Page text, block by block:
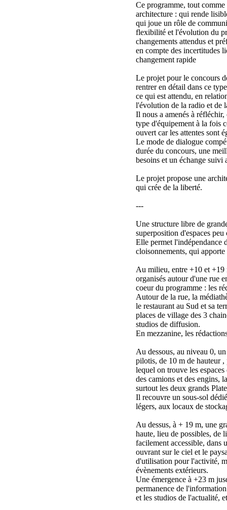
Ce programme, tout
architecture : qui rende
qui joue un rôle de
flexibilité et l'évolution du
changements attendus et
en compte des incertitudes
changement rapide
Le projet pour le concours
rentrer en détail dans ce
ce qui est attendu, en
l'évolution de la radio et de
Il nous a amenés à
type d'équipement à la fois
ouvert car les attentes sont
Le mode de dialogue
durée du concours, une
besoins et un échange suivi
Le projet propose une
qui crée de la liberté.
---
Une structure libre de
superposition d'espaces peu
Elle permet l'indépendance
cloisonnements, qui
Au milieu, entre +10 et +19
organisés autour d'une rue
coeur du programme : les
Autour de la rue, la
le restaurant au Sud et sa
places de village des 3
studios de diffusion.
En mezzanine, les
Au dessous, au niveau 0,
pilotis, de 10 m de hauteur ,
lequel on trouve les
des camions et des engins,
surtout les deux grands
Il recouvre un sous-sol
légers, aux locaux de
Au dessus, à + 19 m, une
haute, lieu de possibles, de
facilement accessible, dans
ouvrant sur le ciel et le
d'utilisation pour l'activité,
évènements extérieurs.
Une émergence à +23 m
permanence de
et les studios de l'actualité,